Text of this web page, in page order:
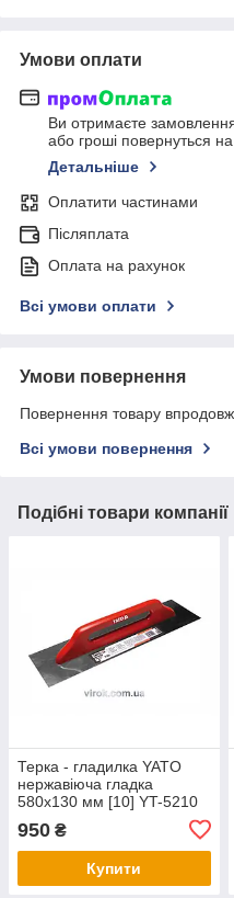
Умови оплати
Ви отримаєте
або гроші повернуться
Детальніше
Оплатити частинами
Післяплата
Оплата на рахунок
Всі умови оплати
Умови повернення
Повернення товару
Всі умови повернення
Подібні товари компанії
Терка - гладилка YATO
нержавіюча гладка
580x130 мм [10] YT-5210
950 ₴
Купити